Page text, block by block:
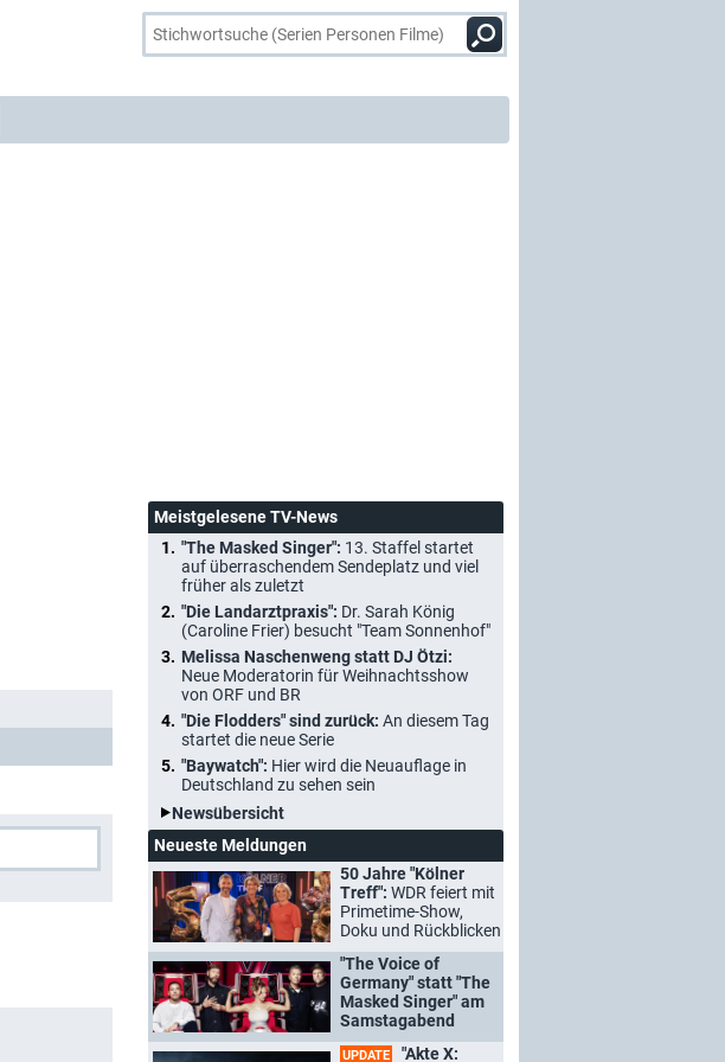
Meistgelesene TV-News
"The Masked Singer": 13. Staffel startet
auf überraschendem Sendeplatz und viel
früher als zuletzt
"Die Landarztpraxis": Dr. Sarah König
(Caroline Frier) besucht "Team Sonnenhof"
Melissa Naschenweng statt DJ Ötzi:
Neue Moderatorin für Weihnachtsshow
von ORF und BR
"Die Flodders" sind zurück: An diesem Tag
startet die neue Serie
"Baywatch": Hier wird die Neuauflage in
Deutschland zu sehen sein
Newsübersicht
Neueste Meldungen
50 Jahre "Kölner
Treff": WDR feiert mit
Primetime-Show,
Doku und Rückblicken
"The Voice of
Germany" statt "The
Masked Singer" am
Samstagabend
UPDATE "Akte X: